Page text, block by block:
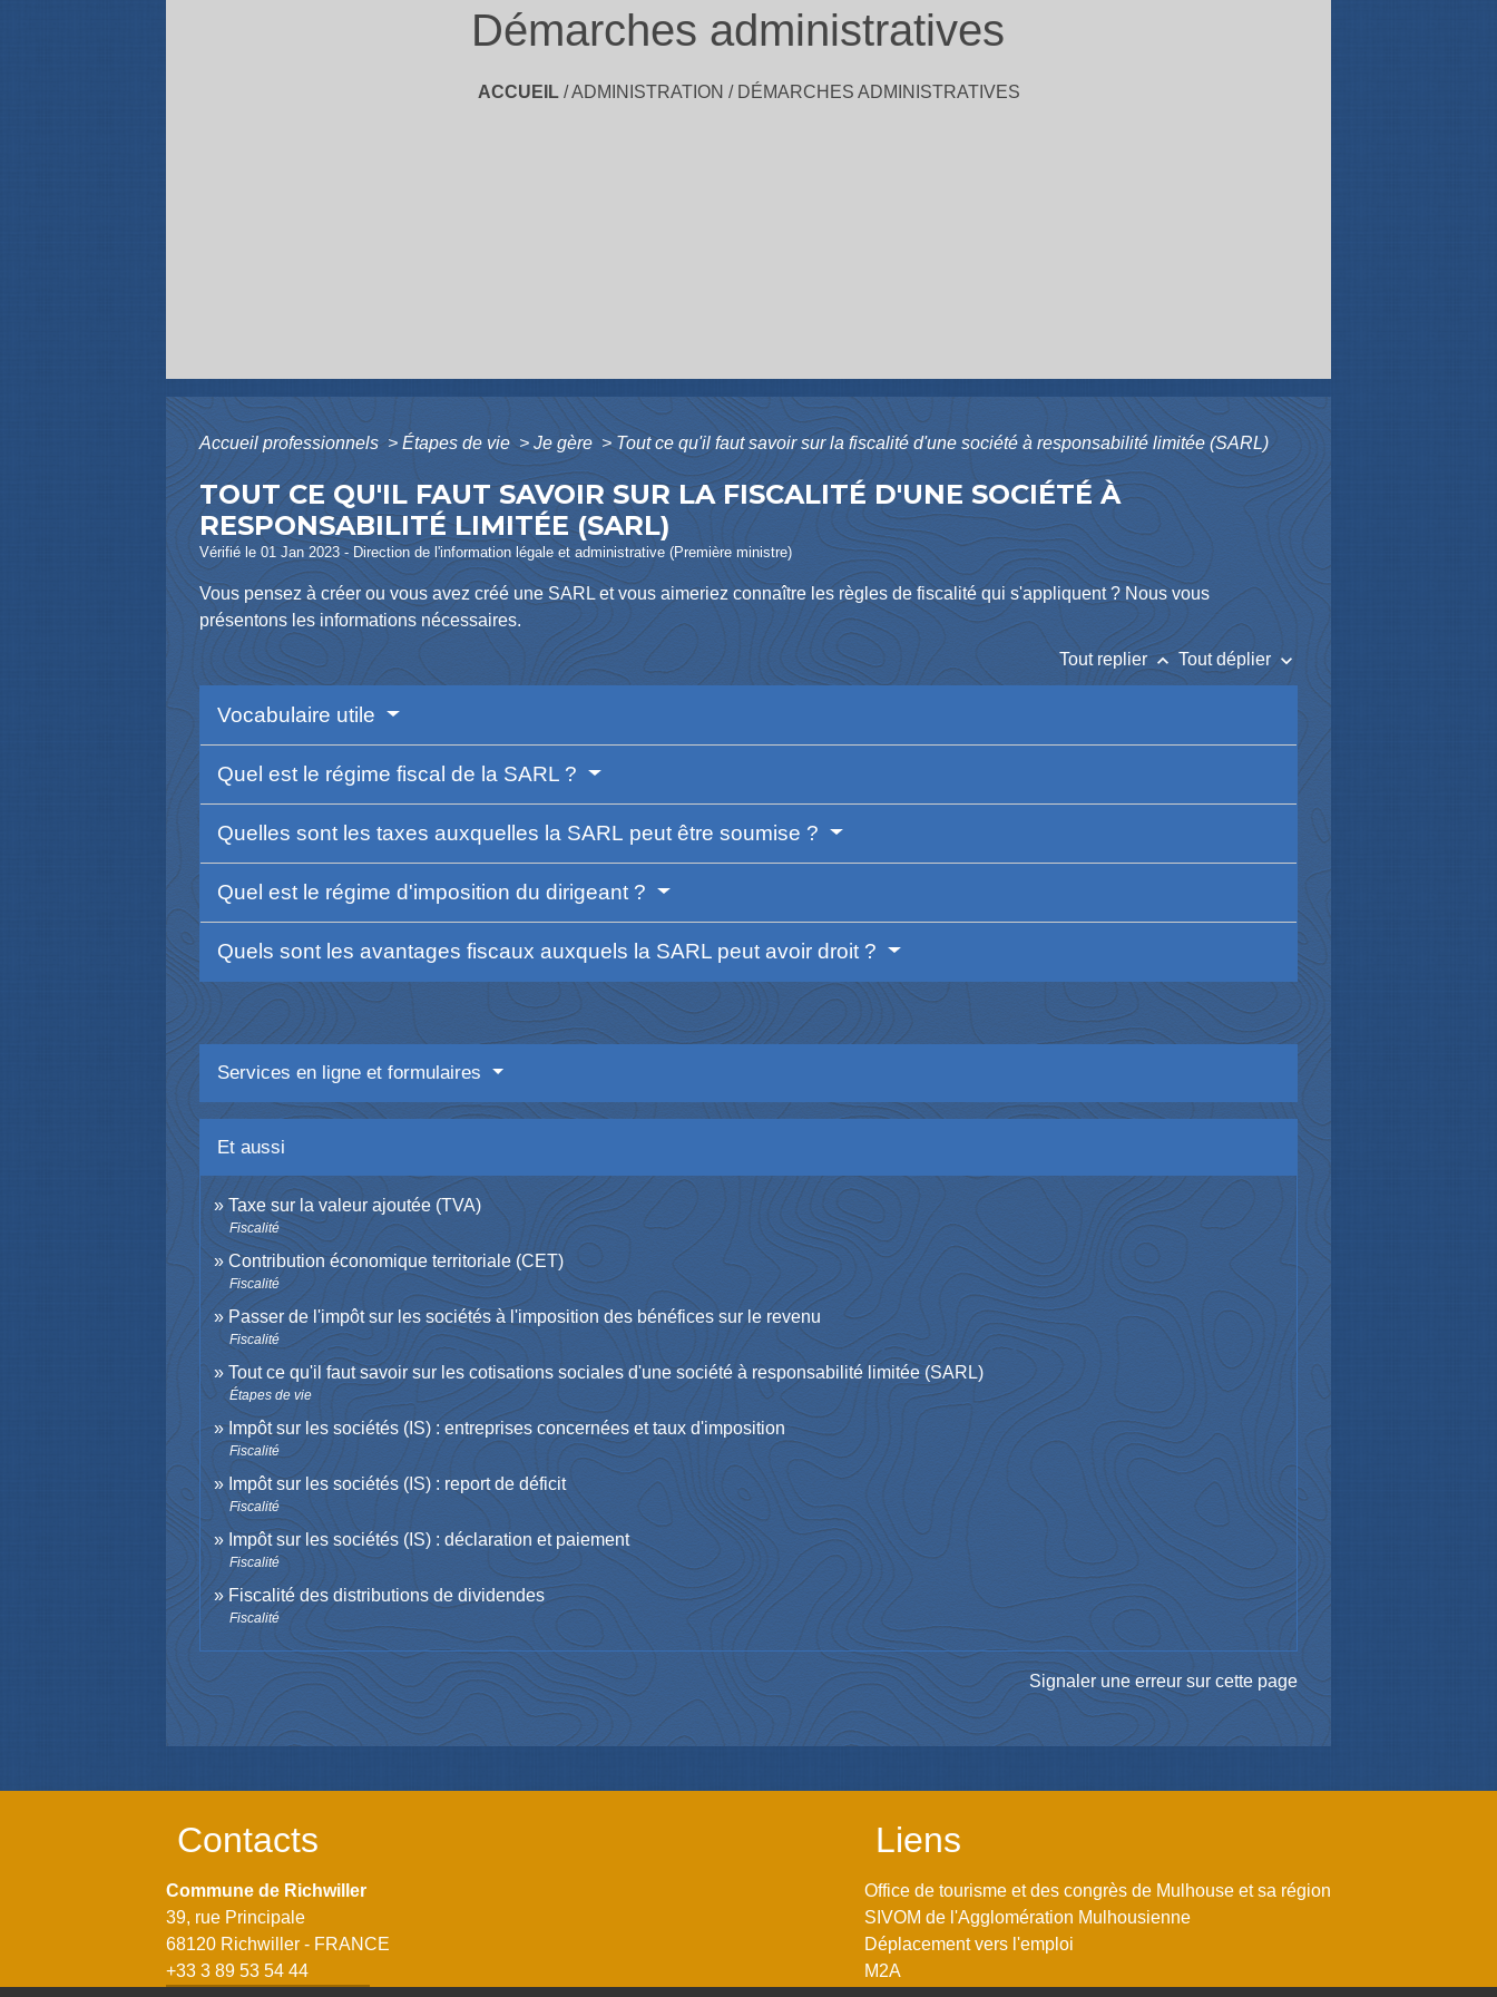
Démarches administratives
ACCUEIL/ADMINISTRATION / DÉMARCHES ADMINISTRATIVES
Accueil professionnels> Étapes de vie> Je gère> Tout ce qu'il faut savoir sur la fiscalité d'une société à responsabilité limitée (SARL)
TOUT CE QU'IL FAUT SAVOIR SUR LA FISCALITÉ D'UNE SOCIÉTÉ À
RESPONSABILITÉ LIMITÉE (SARL)
Vérifié le 01 Jan 2023 - Direction de l'information légale et administrative (Première ministre)
Vous pensez à créer ou vous avez créé une SARL et vous aimeriez connaître les règles de fiscalité qui s'appliquent ? Nous vous
présentons les informations nécessaires.
Tout replierkeyboard_arrow_up Tout déplier keyboard_arrow_down
Vocabulaire utile
Quel est le régime fiscal de la SARL ?
Quelles sont les taxes auxquelles la SARL peut être soumise ?
Quel est le régime d'imposition du dirigeant ?
Quels sont les avantages fiscaux auxquels la SARL peut avoir droit ?
Services en ligne et formulaires
Et aussi
Taxe sur la valeur ajoutée (TVA)
Fiscalité
Contribution économique territoriale (CET)
Fiscalité
Passer de l'impôt sur les sociétés à l'imposition des bénéfices sur le revenu
Fiscalité
Tout ce qu'il faut savoir sur les cotisations sociales d'une société à responsabilité limitée (SARL)
Étapes de vie
Impôt sur les sociétés (IS) : entreprises concernées et taux d'imposition
Fiscalité
Impôt sur les sociétés (IS) : report de déficit
Fiscalité
Impôt sur les sociétés (IS) : déclaration et paiement
Fiscalité
Fiscalité des distributions de dividendes
Fiscalité
Signaler une erreur sur cette page
Contacts
Commune de Richwiller
39, rue Principale
68120 Richwiller - FRANCE
+33 3 89 53 54 44
Liens
Office de tourisme et des congrès de Mulhouse et sa région
SIVOM de l'Agglomération Mulhousienne
Déplacement vers l'emploi
M2A